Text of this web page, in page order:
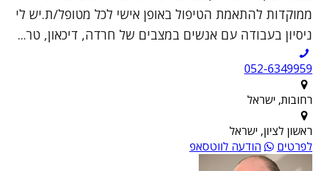
ממוקדות להתאמת הטיפול באופן אישי לכל מטופל/ת.יש לי
ניסיון בעבודה עם אנשים במצבים של חרדה, דיכאון, טר...
052-6349959
רחובות, ישראל
ראשון לציון, ישראל
לפרטים
הודעה לווטסאפ